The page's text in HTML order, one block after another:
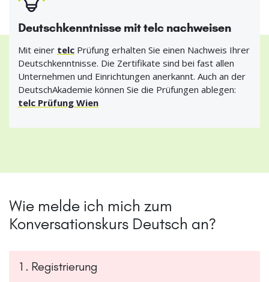
Deutschkenntnisse mit telc nachweisen
Mit einer telc Prüfung erhalten Sie einen Nachweis Ihrer
Deutschkenntnisse. Die Zertifikate sind bei fast allen
Unternehmen und Einrichtungen anerkannt. Auch an der
DeutschAkademie können Sie die Prüfungen ablegen:
telc Prüfung Wien
Wie melde ich mich zum
Konversationskurs Deutsch an?
1. Registrierung